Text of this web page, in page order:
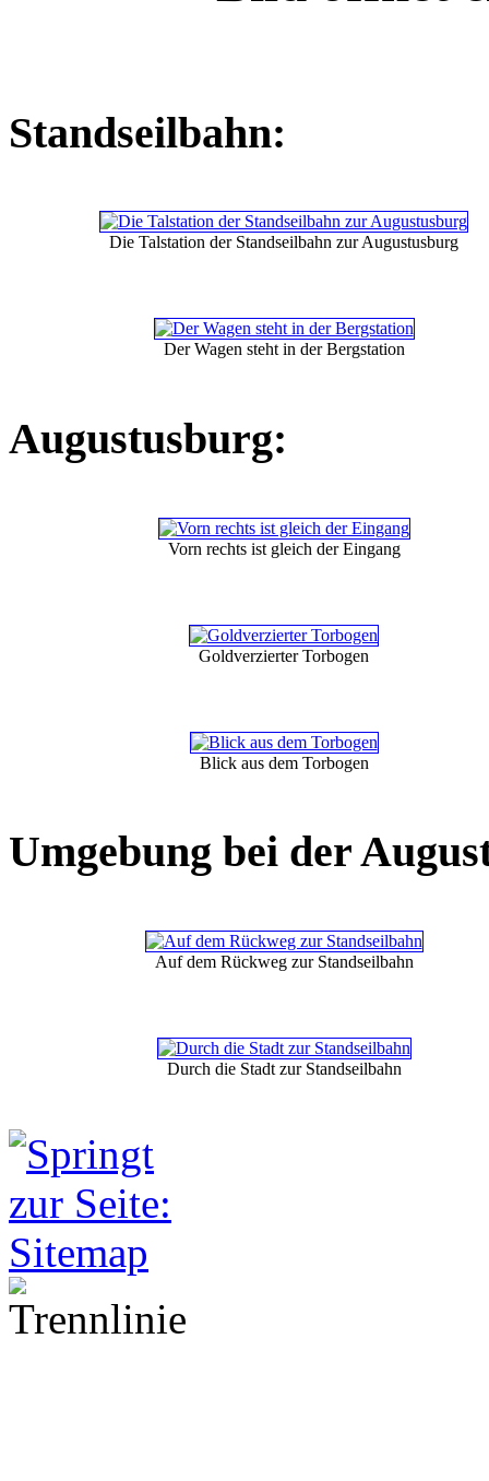
Standseilbahn:
Die Talstation der Standseilbahn zur Augustusburg
Der Wagen steht in der Bergstation
Augustusburg:
Vorn rechts ist gleich der Eingang
Goldverzierter Torbogen
Blick aus dem Torbogen
Umgebung bei der
Auf dem Rückweg zur Standseilbahn
Durch die Stadt zur Standseilbahn